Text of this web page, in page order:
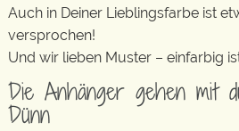
Auch in Deiner Lieblingsfarbe ist
versprochen!
Und wir lieben Muster – einfarbig
Die Anhänger gehen mit
Dünn